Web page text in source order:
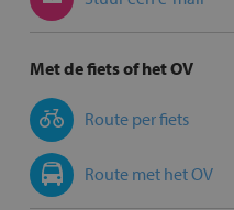
Met de fiets of het OV
Route per fiets
Route met het OV